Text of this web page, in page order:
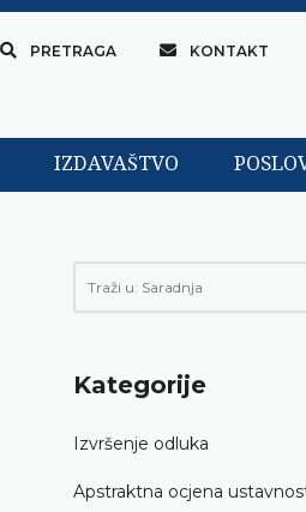
PRETRAGA KONTAKT
IZDAVAŠTVO
Kategorije
Izvršenje odluka
Apstraktna ocjena